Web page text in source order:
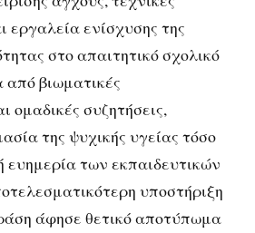
εργαλεία ενίσχυσης της
στο απαιτητικό σχολικό
βιωματικές
ομαδικές συζητήσεις,
της ψυχικής υγείας τόσο
ευημερία των εκπαιδευτικών
υποστήριξη
άφησε θετικό αποτύπωμα